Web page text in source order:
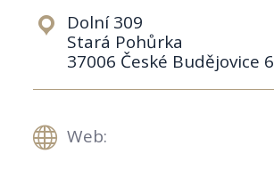
Dolní 309
Stará Pohůrka
37006 České Budějovice 6
Web: